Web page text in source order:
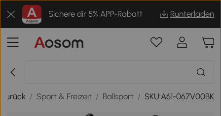
Sichere dir 5% APP-Rabatt Runterladen
/ Sport & Freizeit / Ballsport / SKU:A61-067V00BK